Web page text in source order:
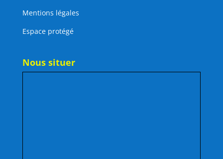
Mentions légales
Espace protégé
Nous situer